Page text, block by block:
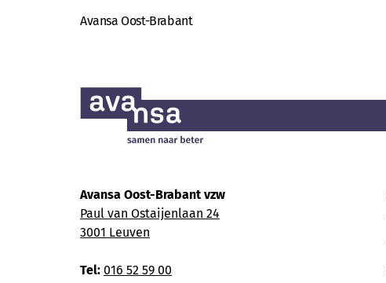
Avansa Oost-Brabant
Avansa Oost-Brabant vzw
Paul van Ostaijenlaan 24
3001 Leuven
Tel: 016 52 59 00